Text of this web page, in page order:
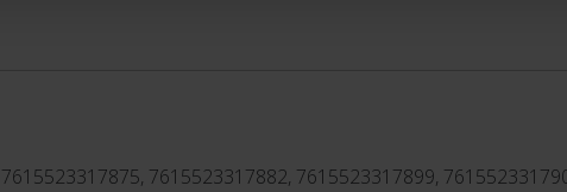
7615523317875, 7615523317882, 7615523317899,